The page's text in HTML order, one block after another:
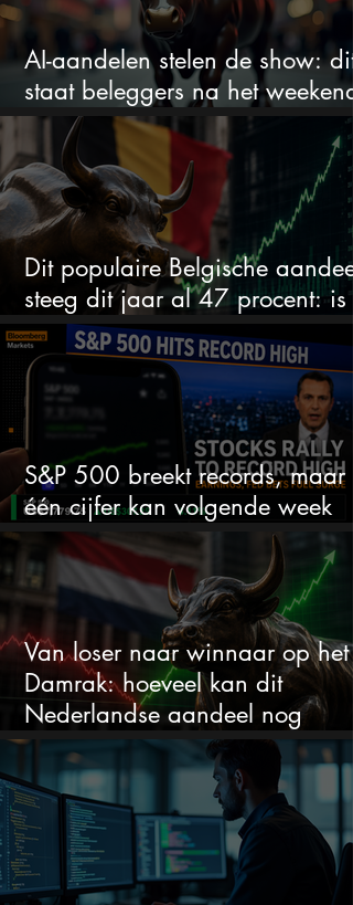
AI-aandelen stelen de show: dit
staat beleggers na het weekend
te wachten
Dit populaire Belgische aandeel
steeg dit jaar al 47 procent: is
ruimte voor meer?
S&P 500 breekt records, maar
één cijfer kan volgende week
alles veranderen
Van loser naar winnaar op het
Damrak: hoeveel kan dit
Nederlandse aandeel nog
stijgen?